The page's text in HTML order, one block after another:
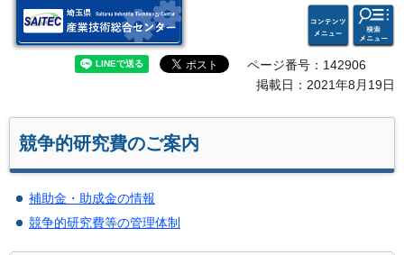
埼玉県 産業技術総合セン
コンテ
ンツメ
ニュー
検索・
共通メ
ニュー
ページ番号：142906
掲載日：2021年8月19日
競争的研究費のご案内
補助金・助成金の情報
競争的研究費等の管理体制